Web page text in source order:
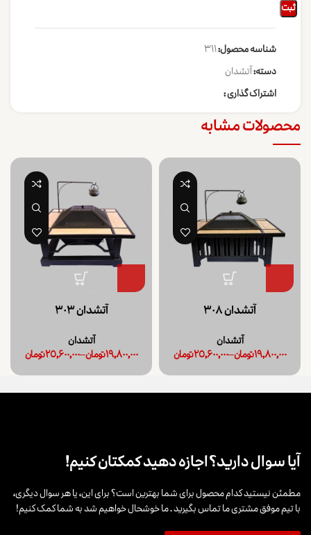
شناسه محصول:311
دسته:آتشدان
اشتراک گذاری :
محصولات مشابه
آتشدان 308
آتشدان
19,800,000تومان–
25,600,000تومان
آتشدان 303
آتشدان
19,800,000تومان–
25,600,000تومان
آیا سوال دارید؟اجازه دهید کمکتان کنیم!
مطمئن نیستید کدام محصول برای شما بهترین است؟ برای این، یا هر سوال دیگری،
با تیم موفق مشتری ما تماس بگیرید . ما خوشحال خواهیم شد به شما کمک کنیم!